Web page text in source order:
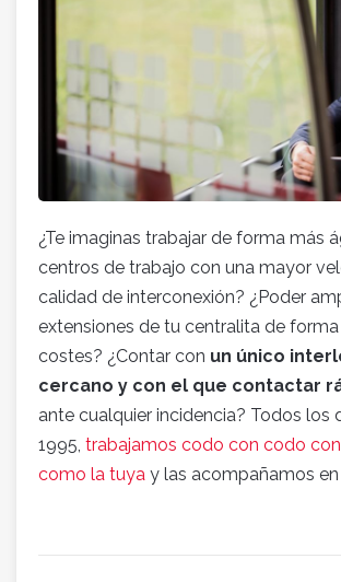
¿Te imaginas trabajar de forma más
centros de trabajo con una mayor
calidad de interconexión? ¿Poder
extensiones de tu centralita de forma
costes? ¿Contar con un único
cercano y con el que contactar
ante cualquier incidencia? Todos los
1995, trabajamos codo con codo
como la tuya y las acompañamos